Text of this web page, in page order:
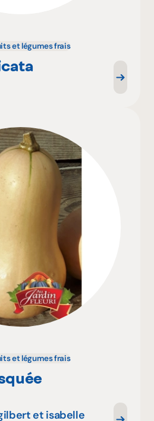
et légumes frais
et légumes frais
et isabelle